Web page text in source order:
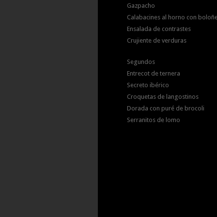
Gazpacho
Calabacines al horno con
Ensalada de contrastes
Crujiente de verduras
Segundos
Entrecot de ternera
Secreto ibérico
Croquetas de langostinos
Dorada con puré de brocoli
Serranitos de lomo